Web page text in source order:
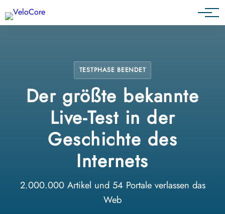
Partnerprogramm
TESTPHASE BEENDET
Der größte bekannte
Live-Test in der
Geschichte des
Internets
2.000.000 Artikel und 54 Portale verlassen das
Web